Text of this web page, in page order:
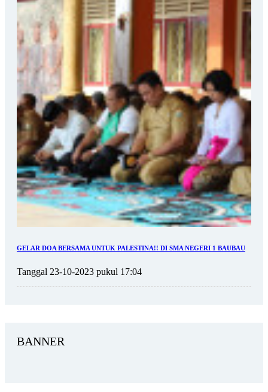
GELAR DOA BERSAMA UNTUK PALESTINA!! DI SMA NEGERI 1 BAUBAU
Tanggal 23-10-2023 pukul 17:04
BANNER